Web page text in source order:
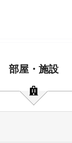
部屋・施設